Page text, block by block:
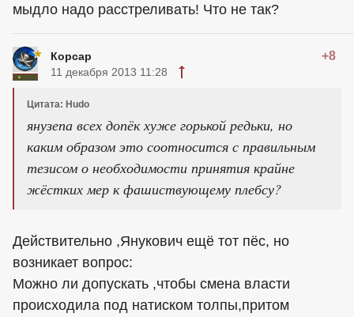
мыдло надо расстреливать! Что не так?
Корсар +8
11 декабря 2013 11:28
Цитата: Hudo
янузепа всех допёк хуже горькой редьки, но
каким образом это соотносится с правильным
тезисом о необходимости принятия крайне
жёстких мер к фашиствующему плебсу?
Действительно ,Янукович ещё тот пёс, но
возникает вопрос:
Можно ли допускать ,чтобы смена власти
происходила под натиском толпы,притом